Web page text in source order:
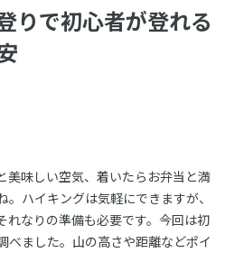
りで初心者が登れる
美味しい空気、着いたらお弁当と満
ハイキングは気軽にできますが、
れなりの準備も必要です。今回は初
べました。山の高さや距離などポイ